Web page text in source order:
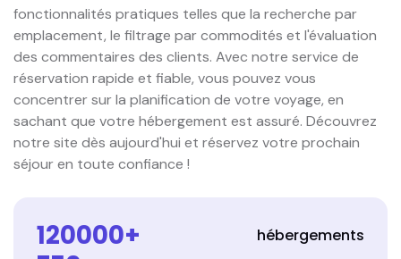
fonctionnalités pratiques telles que la recherche par
emplacement, le filtrage par commodités et l'évaluation
des commentaires des clients. Avec notre service de
réservation rapide et fiable, vous pouvez vous
concentrer sur la planification de votre voyage, en
sachant que votre hébergement est assuré. Découvrez
notre site dès aujourd'hui et réservez votre prochain
séjour en toute confiance !
120000+ hébergements